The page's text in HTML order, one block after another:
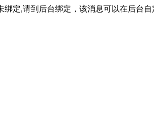
绑定,请到后台绑定，该消息可以在后台自